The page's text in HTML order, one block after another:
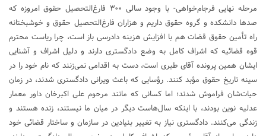
مرحله نهایی فرجام‌خواهی- با وجود سالی ۳۰۰ فارغ‌التحصیل حقوق امروزه که
صدها دانشکده و گروه حقوق داریم و هزاران فارغ‌التحصیل حقوق و خوشبختانه
راه تأمین حقوق قضات هم با افزایش هزینه دادرسی باز است، چرا ریاست محترم
قوه قضائیه که اشراف کامل به وضع دادگستری دارند و دلیل اشراف و آشنایی
ایشان همین پرونده آقای طبری است، دست به اقدامی نمی‌زنند که نام خود را در
سینه تاریخ حقوق مؤبد کنند. رؤسایی که باعث ویرانی دادگستری شدند، در زمان
حیات‌شان فراموش شدند؛ اما کسانی که مانند مرحوم علی اکبرخان داور معمار
عدلیه نوین بودند، با اینکه سال‌هاست دیگر در میان ما نیستند، زنده هستند و
زندگی می‌کنند. دادگستری نیاز به تغییر بنیادین در سازمان و ساختار قضائی خود